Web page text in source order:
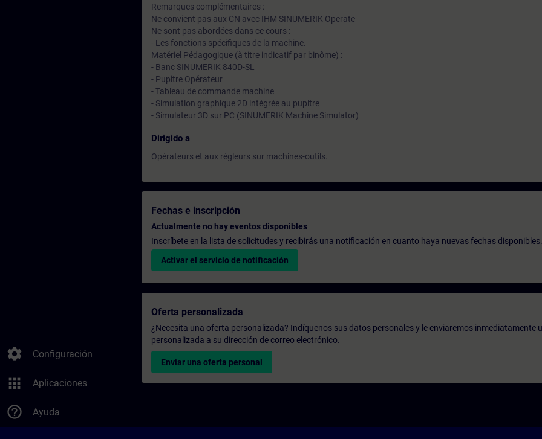
settings Configuración
apps Aplicaciones
help_outline Ayuda
Remarques complémentaires :
Ne convient pas aux CN avec IHM SINUMERIK Operate
Ne sont pas abordées dans ce cours :
- Les fonctions spécifiques de la machine.
Matériel Pédagogique (à titre indicatif par binôme) :
- Banc SINUMERIK 840D-SL
- Pupitre Opérateur
- Tableau de commande machine
- Simulation graphique 2D intégrée au pupitre
- Simulateur 3D sur PC (SINUMERIK Machine Simulator)
Dirigido a
Opérateurs et aux régleurs sur machines-outils.
Fechas e inscripción
Actualmente no hay eventos disponibles
Inscríbete en la lista de solicitudes y recibirás una notificación en cuanto haya nuevas fechas disponibles.
Activar el servicio de notificación
Oferta personalizada
¿Necesita una oferta personalizada? Indíquenos sus datos personales y le enviaremos inmediatamente
personalizada a su dirección de correo electrónico.
Enviar una oferta personal